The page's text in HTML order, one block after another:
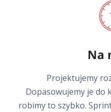
Na
Projektujemy
Dopasowujemy je do
robimy to szybko.